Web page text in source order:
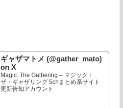
ギャザマトメ (@gather_mato)
on X
Magic: The Gathering – マジック：
ザ・ギャザリング 5chまとめ系サイト
更新告知アカウント